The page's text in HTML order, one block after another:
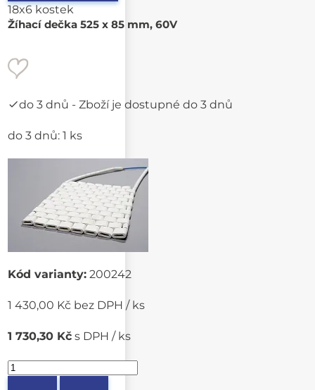
18x6 kostek
Žíhací dečka 525 x 85 mm, 60V
do 3 dnů - Zboží je dostupné do 3 dnů
do 3 dnů: 1 ks
Kód varianty: 200242
1 430,00 Kč bez DPH / ks
1 730,30 Kč s DPH / ks